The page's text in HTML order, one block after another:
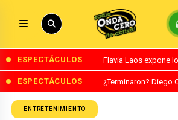
ESPECTÁCULOS Flavia Laos expone
ESPECTÁCULOS ¿Terminaron? Diego
ENTRETENIMIENTO